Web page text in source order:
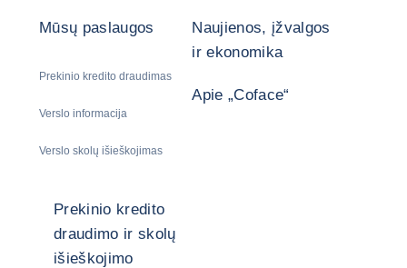
Mūsų paslaugos
Prekinio kredito draudimas
Verslo informacija
Verslo skolų išieškojimas
Naujienos, įžvalgos
ir ekonomika
Apie „Coface“
Prekinio kredito
draudimo ir skolų
išieškojimo